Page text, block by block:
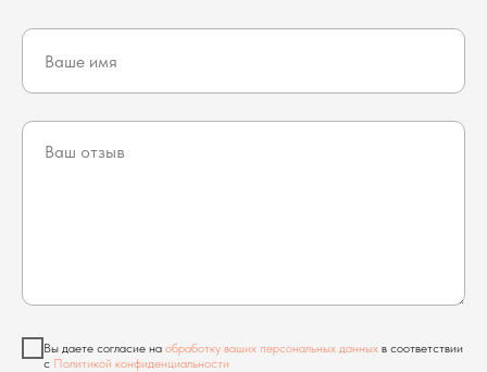
Вы даете согласие на обработку ваших персональных данных в соответствии
с Политикой конфиденциальности